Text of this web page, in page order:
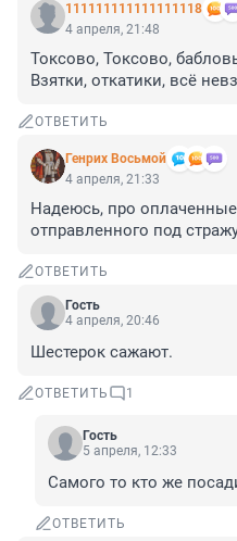
111111111111111118
4 апреля, 21:48
Токсово, Токсово,
Взятки, откатики, всё
ОТВЕТИТЬ
Генрих Восьмой
4 апреля, 21:33
Надеюсь, про
отправленного под
ОТВЕТИТЬ
Гость
4 апреля, 20:46
Шестерок сажают.
ОТВЕТИТЬ 1
Гость
5 апреля, 12:33
Самого то кто же
ОТВЕТИТЬ